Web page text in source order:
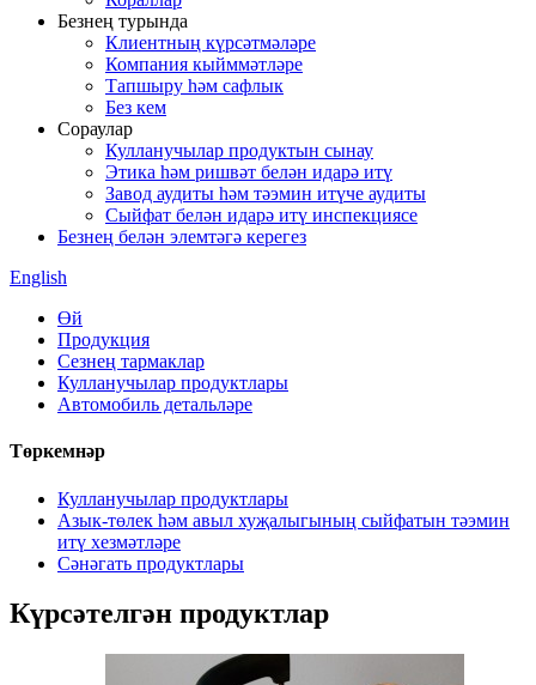
Безнең турында
Клиентның күрсәтмәләре
Компания кыйммәтләре
Тапшыру һәм сафлык
Без кем
Сораулар
Кулланучылар продуктын сынау
Этика һәм ришвәт белән идарә итү
Завод аудиты һәм тәэмин итүче аудиты
Сыйфат белән идарә итү инспекциясе
Безнең белән элемтәгә керегез
English
Өй
Продукция
Сезнең тармаклар
Кулланучылар продуктлары
Автомобиль детальләре
Төркемнәр
Кулланучылар продуктлары
Азык-төлек һәм авыл хуҗалыгының сыйфатын тәэмин
итү хезмәтләре
Сәнәгать продуктлары
Күрсәтелгән продуктлар